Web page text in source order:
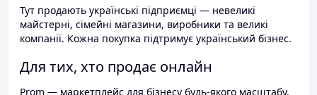
Тут продають українські підприємці — невеликі
майстерні, сімейні магазини, виробники та великі
компанії. Кожна покупка підтримує український бізнес.
Для тих, хто продає онлайн
Prom — маркетплейс для бізнесу будь-якого масштабу.